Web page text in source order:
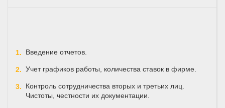
Введение отчетов.
Учет графиков работы, количества ставок в фирме.
Контроль сотрудничества вторых и третьих лиц.
Чистоты, честности их документации.